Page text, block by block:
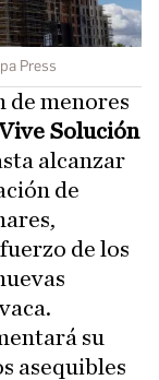
Press
de menores
Solución
alcanzar
de
de los
su
asequibles